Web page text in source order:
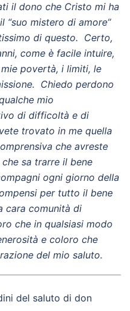
il dono che Cristo mi ha
mistero di amore”
di questo. Certo,
come è facile intuire,
povertà, i limiti, le
Chiedo perdono
mio
di difficoltà e di
trovato in me quella
che avreste
sa trarre il bene
ogni giorno della
per tutto il bene
cara comunità di
che in qualsiasi modo
e coloro che
del mio saluto.
del saluto di don